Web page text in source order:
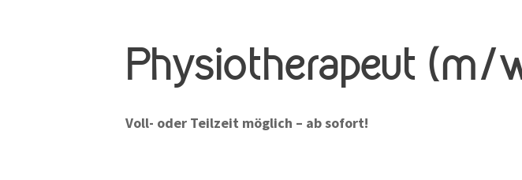
Physiotherapeut
Voll- oder Teilzeit möglich – ab sofort!